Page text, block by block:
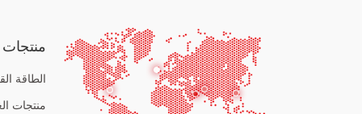
منتجات
الطاقة
منتجات